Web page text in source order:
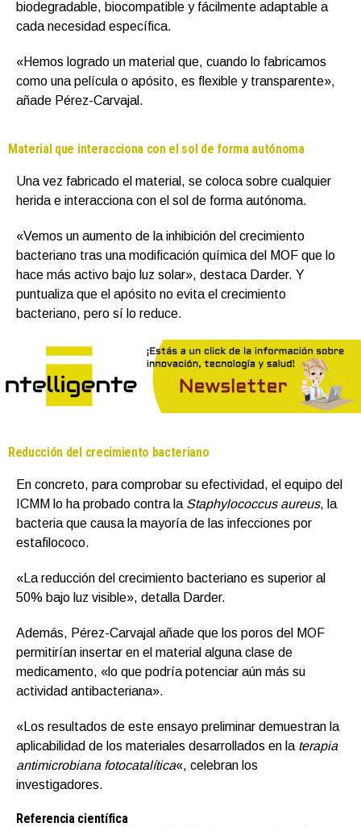
biodegradable, biocompatible y fácilmente adaptable a
cada necesidad específica.
«Hemos logrado un material que, cuando lo fabricamos
como una película o apósito, es flexible y transparente»,
añade Pérez-Carvajal.
Material que interacciona con el sol de forma autónoma
Una vez fabricado el material, se coloca sobre cualquier
herida e interacciona con el sol de forma autónoma.
«Vemos un aumento de la inhibición del crecimiento
bacteriano tras una modificación química del MOF que lo
hace más activo bajo luz solar», destaca Darder. Y
puntualiza que el apósito no evita el crecimiento
bacteriano, pero sí lo reduce.
Reducción del crecimiento bacteriano
En concreto, para comprobar su efectividad, el equipo del
ICMM lo ha probado contra la Staphylococcus aureus, la
bacteria que causa la mayoría de las infecciones por
estafilococo.
«La reducción del crecimiento bacteriano es superior al
50% bajo luz visible», detalla Darder.
Además, Pérez-Carvajal añade que los poros del MOF
permitirían insertar en el material alguna clase de
medicamento, «lo que podría potenciar aún más su
actividad antibacteriana».
«Los resultados de este ensayo preliminar demuestran la
aplicabilidad de los materiales desarrollados en la terapia
antimicrobiana fotocatalítica«, celebran los
investigadores.
Referencia científica